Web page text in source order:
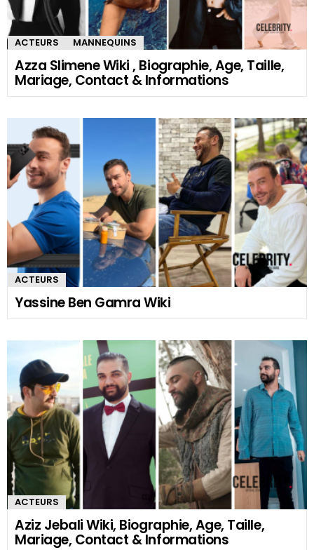
ACTEURS MANNEQUINS
Azza Slimene Wiki , Biographie, Age, Taille,
Mariage, Contact & Informations
ACTEURS
Yassine Ben Gamra Wiki
ACTEURS
Aziz Jebali Wiki, Biographie, Age, Taille,
Mariage, Contact & Informations